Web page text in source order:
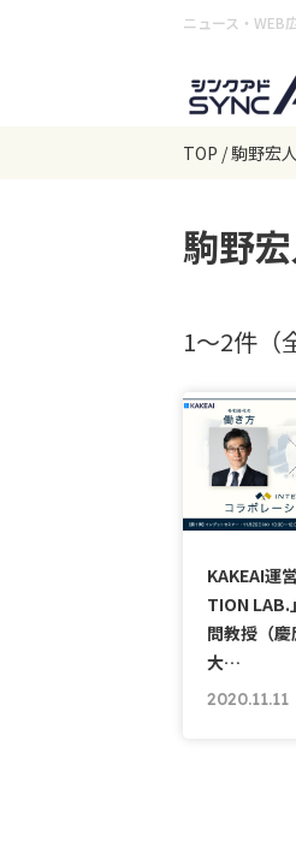
ニュース・WEB
TOP 駒野宏
駒野
1〜2件（
KAKEAI運
TION LAB.
問教授（
大…
2020.11.11